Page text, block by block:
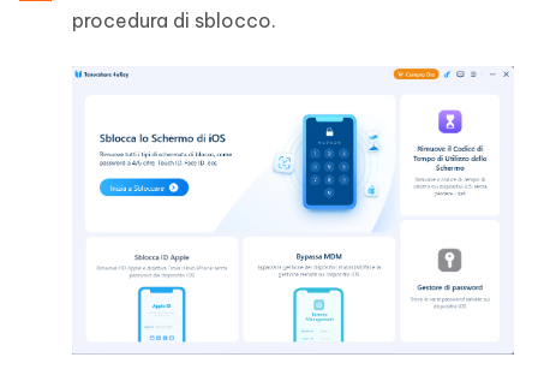
procedura di sblocco.